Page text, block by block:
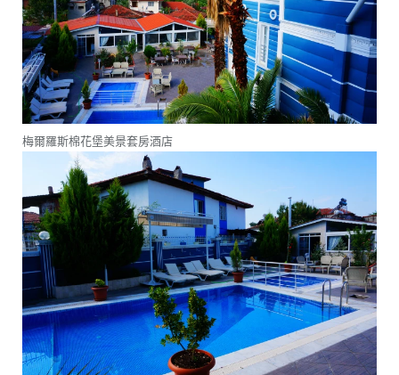
梅爾羅斯棉花堡美景套房酒店